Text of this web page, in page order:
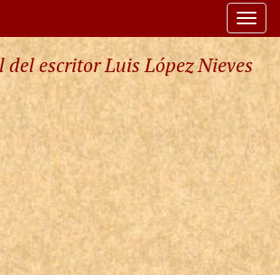
escritor Luis López Nieves